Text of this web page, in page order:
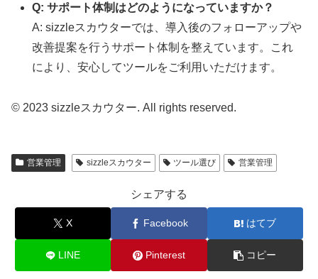
Q: サポート体制はどのようになっていますか？
A: sizzleスカウターでは、導入後のフォローアップや
改善提案を行うサポート体制を整えています。これ
により、安心してツールをご利用いただけます。
© 2023 sizzleスカウター. All rights reserved.
営業管理 sizzleスカウター ツール選び 営業管理
シェアする
X Facebook はてブ
LINE Pinterest コピー